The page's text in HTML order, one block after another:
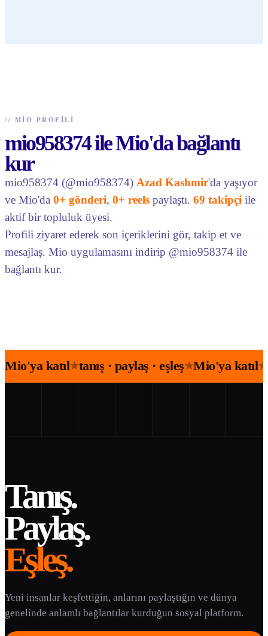
// MIO PROFILI
mio958374 ile Mio'da bağlantı
kur
mio958374 (@mio958374) Azad Kashmir'da yaşıyor
ve Mio'da 0+ gönderi, 0+ reels paylaştı. 69 takipçi ile
aktif bir topluluk üyesi.
Profili ziyaret ederek son içeriklerini gör, takip et ve
mesajlaş. Mio uygulamasını indirip @mio958374 ile
bağlantı kur.
Mio'ya katıl★tanış · paylaş · eşleş★Mio'ya katıl★
Tanış.
Paylaş.
Eşleş.
Yeni insanlar keşfettiğin, anlarını paylaştığın ve dünya
genelinde anlamlı bağlantılar kurduğun sosyal platform.